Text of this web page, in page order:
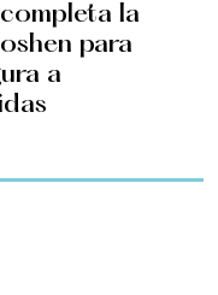
la
para
a